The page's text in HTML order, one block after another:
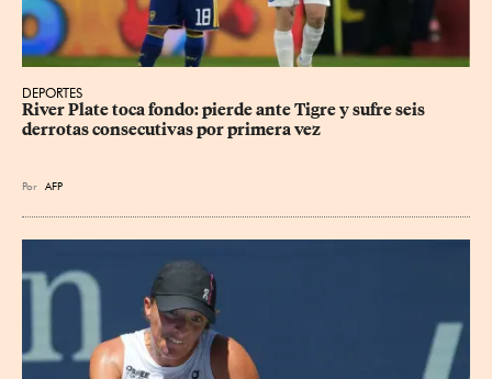
DEPORTES
River Plate toca fondo: pierde ante Tigre y sufre seis
derrotas consecutivas por primera vez
Por AFP